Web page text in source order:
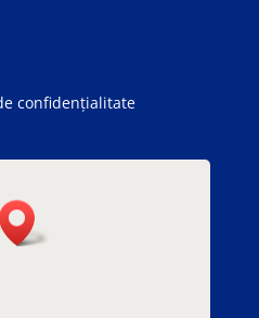
confidențialitate